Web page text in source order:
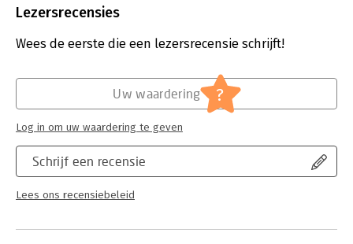
neuromarketing technologies.
Serie:
Lezersrecensies
Wees de eerste die een lezersrecensie schrijft!
Schrijf een recensie
Lees ons recensiebeleid
Uw waardering ?
Log in om uw waardering te geven